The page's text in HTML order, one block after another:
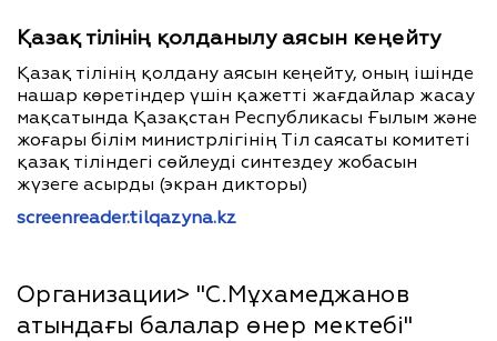
Қазақ тілінің қолданылу аясын кеңейту
Қазақ тілінің қолдану аясын кеңейту, оның ішінде
нашар көретіндер үшін қажетті жағдайлар жасау
мақсатында Қазақстан Республикасы Ғылым және
жоғары білім министрлігінің Тіл саясаты комитеті
қазақ тіліндегі сөйлеуді синтездеу жобасын
жүзеге асырды (экран дикторы)
screenreader.tilqazyna.kz
Организации> "С.Мұхамеджанов
атындағы балалар өнер мектебі"